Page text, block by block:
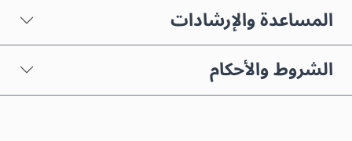
المساعدة والإرشادات
الشروط والأحكام